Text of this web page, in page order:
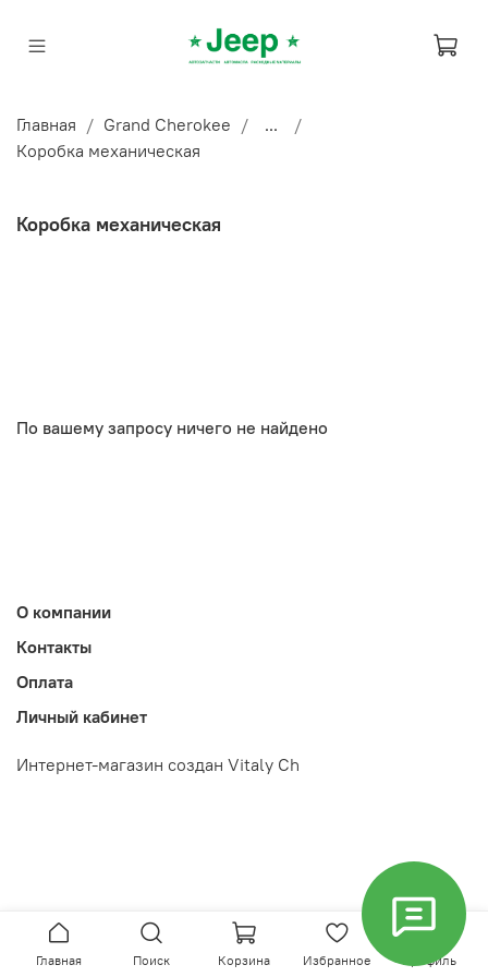
Главная Grand Cherokee
...
Коробка механическая
Коробка механическая
По вашему запросу ничего не найдено
О компании
Контакты
Оплата
Личный кабинет
Интернет-магазин создан Vitaly Ch
Главная Поиск Корзина Избранное Профиль